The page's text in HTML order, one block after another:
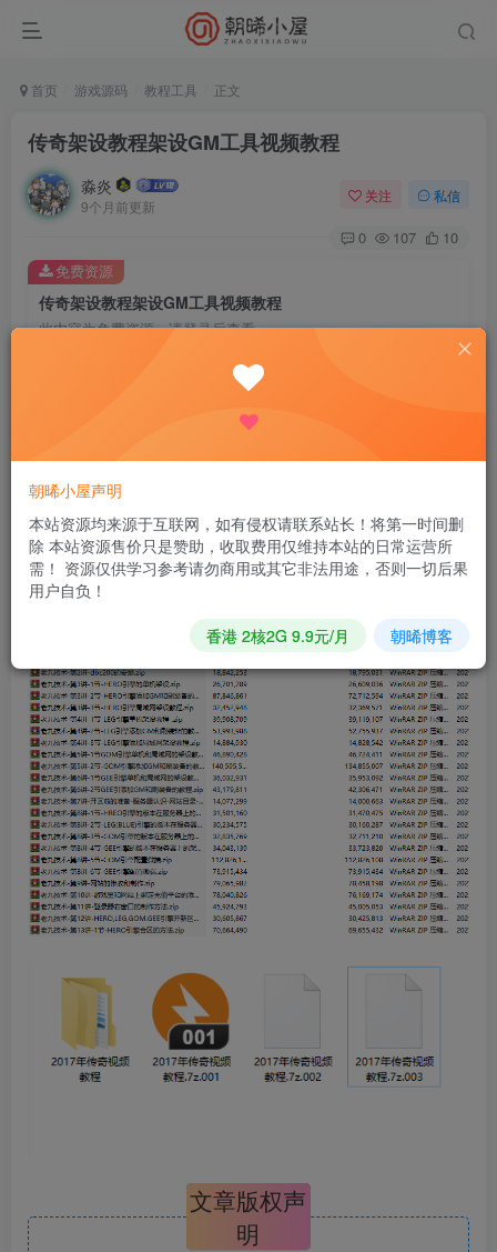
首页 游戏源码 教程工具 正文
传奇架设教程架设GM工具视频教程
淼炎
9个月前更新
关注 私信
0 107 10
传奇架设教程架设GM工具视频教程
此内容为免费资源，请登录后查看
登录查看
免费资源
传奇架设教程架设GM工具视频教程，含引擎和测试登录
视频教程在于自学，工具在于自己摸索！本站不负责讲解或
答疑。
此教程仅供研究学习使用!
文章版权声
明
朝晞小屋声明
本站资源均来源于互联网，如有侵权请联系站长！将第一时间删
除 本站资源售价只是赞助，收取费用仅维持本站的日常运营所
需！ 资源仅供学习参考请勿商用或其它非法用途，否则一切后果
用户自负！
香港 2核2G 9.9元/月 朝晞博客